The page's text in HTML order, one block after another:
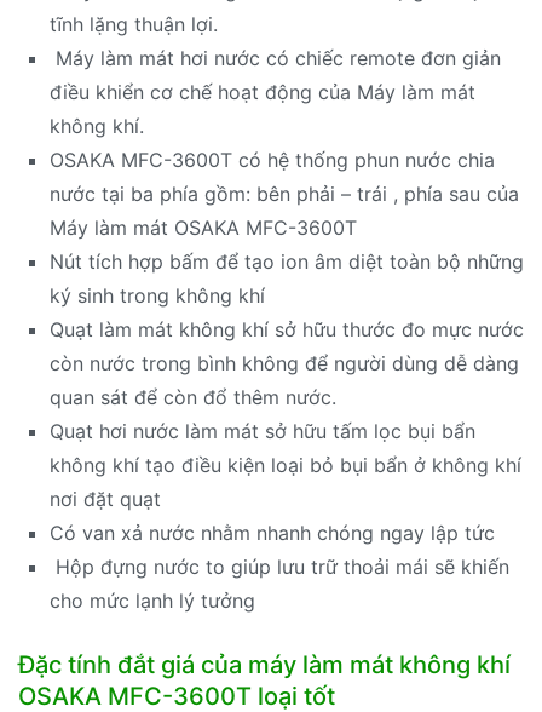
tĩnh lặng thuận lợi.
Máy làm mát hơi nước có chiếc remote đơn giản
điều khiển cơ chế hoạt động của Máy làm mát
không khí.
OSAKA MFC-3600T có hệ thống phun nước chia
nước tại ba phía gồm: bên phải – trái , phía sau của
Máy làm mát OSAKA MFC-3600T
Nút tích hợp bấm để tạo ion âm diệt toàn bộ những
ký sinh trong không khí
Quạt làm mát không khí sở hữu thước đo mực nước
còn nước trong bình không để người dùng dễ dàng
quan sát để còn đổ thêm nước.
Quạt hơi nước làm mát sở hữu tấm lọc bụi bẩn
không khí tạo điều kiện loại bỏ bụi bẩn ở không khí
nơi đặt quạt
Có van xả nước nhằm nhanh chóng ngay lập tức
Hộp đựng nước to giúp lưu trữ thoải mái sẽ khiến
cho mức lạnh lý tưởng
Đặc tính đắt giá của máy làm mát không khí
OSAKA MFC-3600T loại tốt